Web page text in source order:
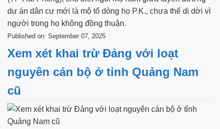
dự án dân cư mới là mộ tổ dòng họ P.K., chưa thể di dời vì
người trong họ không đồng thuận.
Published on: September 07, 2025
Xem xét khai trừ Đảng với loạt
nguyên cán bộ ở tỉnh Quảng Nam
cũ